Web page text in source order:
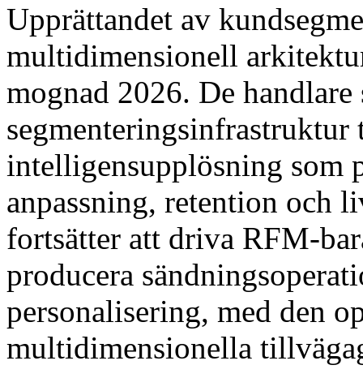
Upprättandet av
multidimensionell
mognad 2026. De
segmenteringsinfrastruktur
intelligensupplösning som
anpassning, retention och
fortsätter att driva RFM-
producera
personalisering, med den
multidimensionella